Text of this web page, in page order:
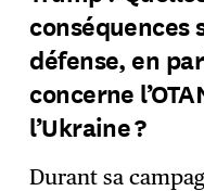
défense, en
concerne
l’Ukraine ?
Durant sa